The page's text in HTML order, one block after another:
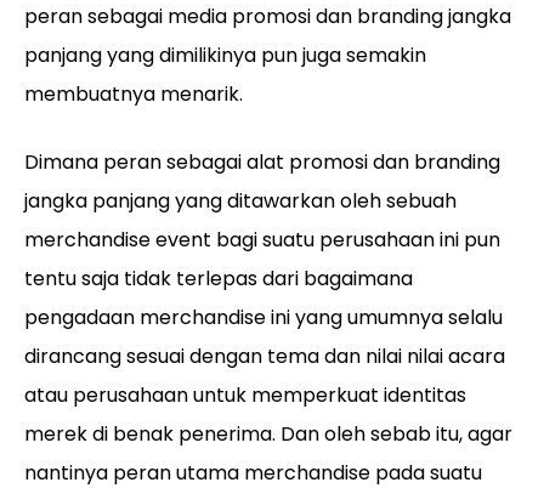
peran sebagai media promosi dan branding jangka
panjang yang dimilikinya pun juga semakin
membuatnya menarik.
Dimana peran sebagai alat promosi dan branding
jangka panjang yang ditawarkan oleh sebuah
merchandise event bagi suatu perusahaan ini pun
tentu saja tidak terlepas dari bagaimana
pengadaan merchandise ini yang umumnya selalu
dirancang sesuai dengan tema dan nilai nilai acara
atau perusahaan untuk memperkuat identitas
merek di benak penerima. Dan oleh sebab itu, agar
nantinya peran utama merchandise pada suatu